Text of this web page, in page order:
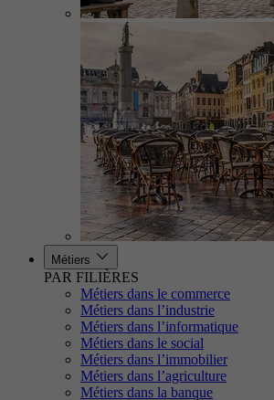
Métiers
PAR FILIÈRES
Métiers dans le commerce
Métiers dans l’industrie
Métiers dans l’informatique
Métiers dans le social
Métiers dans l’immobilier
Métiers dans l’agriculture
Métiers dans la banque